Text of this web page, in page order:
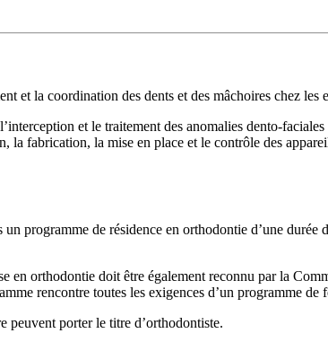
et la coordination des dents et des mâchoires chez les
et le traitement des anomalies dento-
fabrication, la mise en place et le contrôle des
programme de résidence en orthodontie d’une
orthodontie doit être également reconnu par la
rencontre toutes les exigences d’un programme
peuvent porter le titre d’orthodontiste.